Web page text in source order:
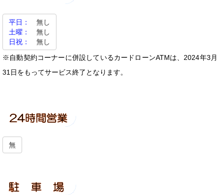
平日：
無し
土曜：
無し
日祝：
無し
※自動契約コーナーに併設しているカードローンATMは、2024年3月
31日をもってサービス終了となります。
無